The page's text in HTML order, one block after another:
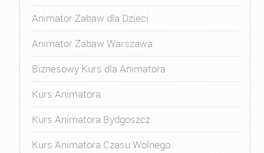
Animator Zabaw dla Dzieci
Animator Zabaw Warszawa
Biznesowy Kurs dla Animatora
Kurs Animatora
Kurs Animatora Bydgoszcz
Kurs Animatora Czasu Wolnego